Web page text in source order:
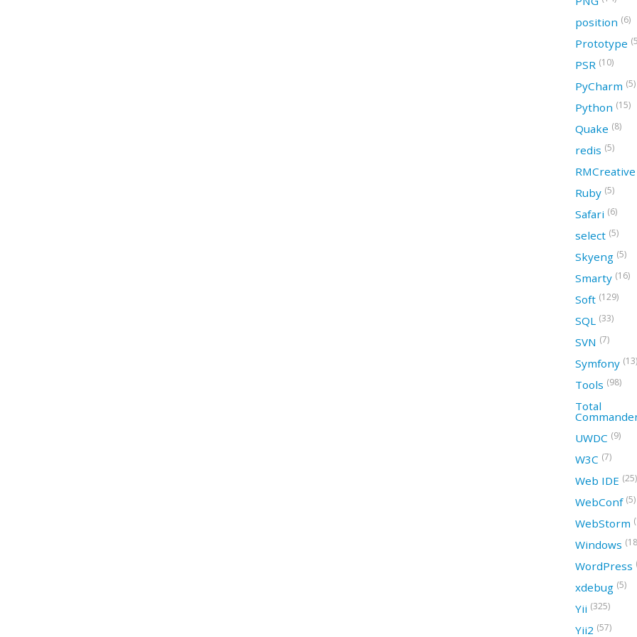
position (6)
Prototype
PSR (10)
PyCharm (5)
Python (15)
Quake (8)
redis (5)
RMCreative
Ruby (5)
Safari (6)
select (5)
Skyeng (5)
Smarty (16)
Soft (129)
SQL (33)
SVN (7)
Symfony (13)
Tools (98)
Total
UWDC (9)
W3C (7)
Web IDE (25)
WebConf (5)
WebStorm
Windows
WordPress
xdebug (5)
Yii (325)
Yii2 (57)